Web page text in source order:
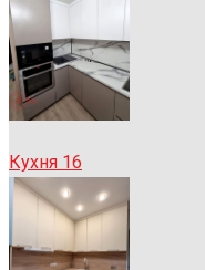
Кухня 16